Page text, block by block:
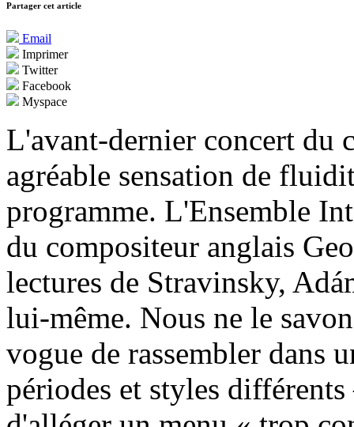
Partager cet article
Email
Imprimer
Twitter
Facebook
Myspace
L'avant-dernier concert du
agréable sensation de
programme. L'Ensemble
du compositeur anglais
lectures de Stravinsky,
lui-même. Nous ne le
vogue de rassembler dans
périodes et styles